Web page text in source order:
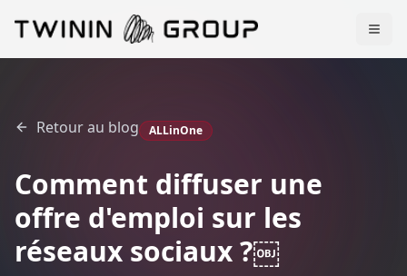
Retour au blog ALLinOne
Comment diffuser une
offre d'emploi sur les
réseaux sociaux ?￼